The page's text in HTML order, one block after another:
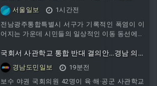
가 큰 화재로 이어질 수 있는 만큼 각별한 주의가
필요하다.여름철에는 에어컨과 선풍기 사용 시간
이 길어지면서 전기화재 발생 위험도 높아진다.
오래 사용한 전선의 피복이 벗겨졌거나 문어발식
의 주요 원인이 될 수 있다. 냉방기기를 사용하기
전 전선과 플러그의 이상 여부를 확인하고, 사용
하지 않는 전기제품은 전원
수 10만병 무료 제공
서울일보
1시간전
전남광주통합특별시 서구가 기록적인 폭염이 이
어지는 가운데 시민들의 일상적인 이동 동선에서
응에 나섰다.서구는 지난 7일부터 유동 인구가
많은 관내 주요 건널목 20개소에 냉장형 보관함
을 설치하고 시민들에게 얼음생수를 무료로 제공
하는 ‘착한 생수’ 나눔 사업을 시작했다.이번 사업
국회서 사관학교 통합 반대 결의안…경남 의
원 3명 공동발의
경남도민일보
19분전
보수 야권 국회의원 42명이 육·해·공군 사관학교